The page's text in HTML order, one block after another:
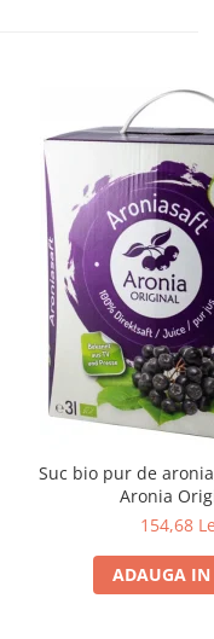
Suc bio pur de
Aronia
154,68
ADAUGA IN